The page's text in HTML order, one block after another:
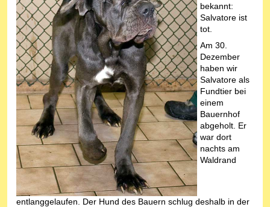
bekannt:
Salvatore ist
tot.
Am 30.
Dezember
haben wir
Salvatore als
Fundtier bei
einem
Bauernhof
abgeholt. Er
war dort
nachts am
Waldrand
entlanggelaufen. Der Hund des Bauern schlug deshalb in der